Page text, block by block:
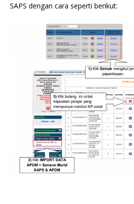
SAPS dengan cara seperti berikut: